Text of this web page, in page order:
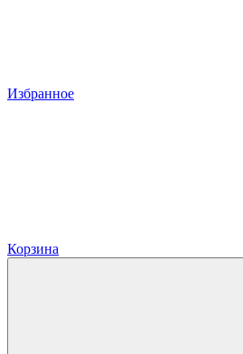
Избранное
Корзина